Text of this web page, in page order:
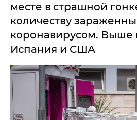
месте в страшной
количеству
коронавирусом. Выше
Испания и США